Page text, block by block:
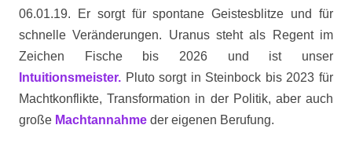
06.01.19. Er sorgt für spontane Geistesblitze und für
schnelle Veränderungen. Uranus steht als Regent im
Zeichen Fische bis 2026 und ist unser
Intuitionsmeister. Pluto sorgt in Steinbock bis 2023 für
Machtkonflikte, Transformation in der Politik, aber auch
große Machtannahme der eigenen Berufung.